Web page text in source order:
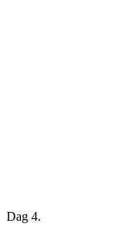
Dag 4.